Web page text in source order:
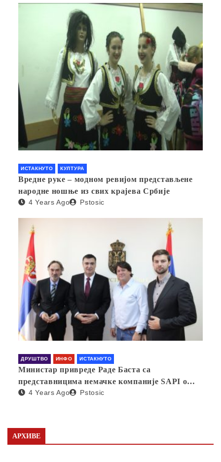
ИСТАКНУТО КУЛТУРА
Вредне руке – модном ревијом представљене
народне ношње из свих крајева Србије
4 Years Ago Pstosic
ДРУШТВО ИНФО ИСТАКНУТО
Министар привреде Раде Баста са
представницима немачке компаније SAPI о
отварању фабрике у Србији
4 Years Ago Pstosic
АРХИВЕ